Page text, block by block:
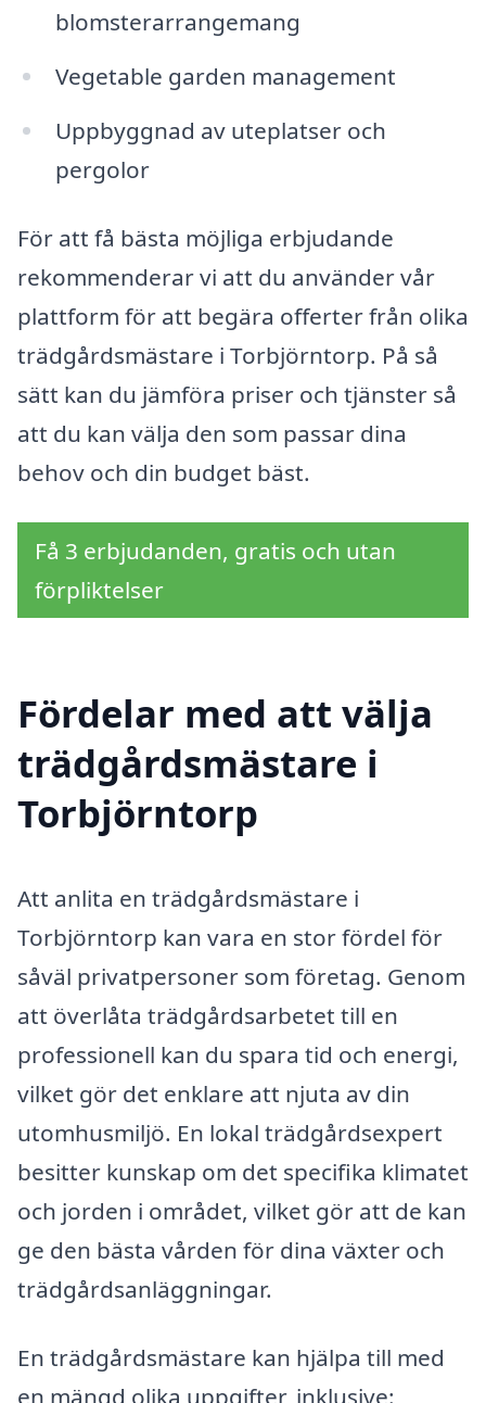
blomsterarrangemang
Vegetable garden management
Uppbyggnad av uteplatser och
pergolor
För att få bästa möjliga erbjudande
rekommenderar vi att du använder vår
plattform för att begära offerter från olika
trädgårdsmästare i Torbjörntorp. På så
sätt kan du jämföra priser och tjänster så
att du kan välja den som passar dina
behov och din budget bäst.
Få 3 erbjudanden, gratis och utan
förpliktelser
Fördelar med att välja
trädgårdsmästare i
Torbjörntorp
Att anlita en trädgårdsmästare i
Torbjörntorp kan vara en stor fördel för
såväl privatpersoner som företag. Genom
att överlåta trädgårdsarbetet till en
professionell kan du spara tid och energi,
vilket gör det enklare att njuta av din
utomhusmiljö. En lokal trädgårdsexpert
besitter kunskap om det specifika klimatet
och jorden i området, vilket gör att de kan
ge den bästa vården för dina växter och
trädgårdsanläggningar.
En trädgårdsmästare kan hjälpa till med